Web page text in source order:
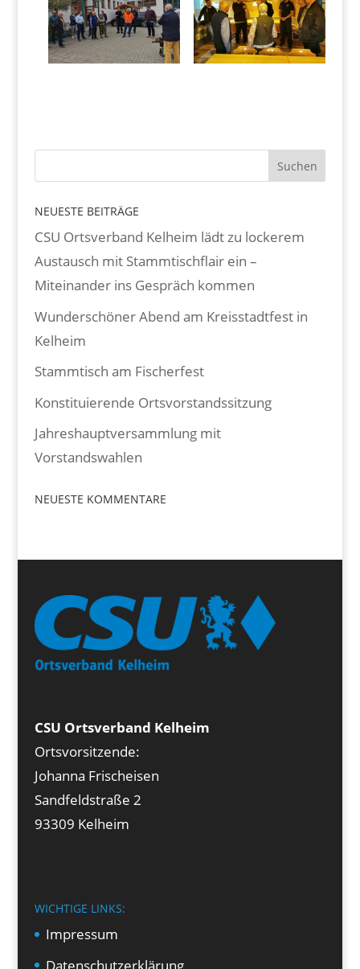
NEUESTE BEITRÄGE
CSU Ortsverband Kelheim lädt zu lockerem
Austausch mit Stammtischflair ein –
Miteinander ins Gespräch kommen
Wunderschöner Abend am Kreisstadtfest in
Kelheim
Stammtisch am Fischerfest
Konstituierende Ortsvorstandssitzung
Jahreshauptversammlung mit
Vorstandswahlen
NEUESTE KOMMENTARE
CSU Ortsverband Kelheim
Ortsvorsitzende:
Johanna Frischeisen
Sandfeldstraße 2
93309 Kelheim
WICHTIGE LINKS:
Impressum
Datenschutzerklärung